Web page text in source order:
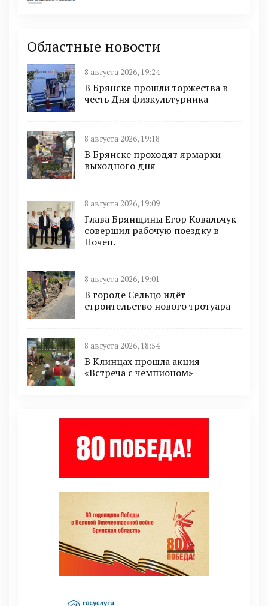
Областные новости
8 августа 2026, 19:24
В Брянске прошли торжества в
честь Дня физкультурника
8 августа 2026, 19:18
В Брянске проходят ярмарки
выходного дня
8 августа 2026, 19:09
Глава Брянщины Егор Ковальчук
совершил рабочую поездку в
Почеп.
8 августа 2026, 19:01
В городе Сельцо идёт
строительство нового тротуара
8 августа 2026, 18:54
В Клинцах прошла акция
«Встреча с чемпионом»